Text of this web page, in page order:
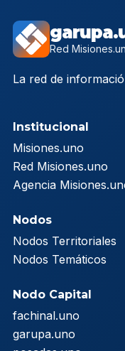
Red
La red de
Institucional
Misiones.uno
Red Misiones.uno
Agencia
Nodos
Nodos Territoriales
Nodos Temáticos
Nodo Capital
fachinal.uno
garupa.uno